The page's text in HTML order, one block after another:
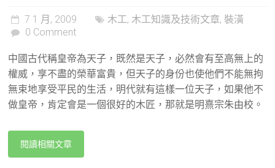
7 1 月, 2009 木工, 木工知識及技術文章, 裝潢
0 Comment
中國古代稱皇帝為天子，既然是天子，必然會有至高無上的
權威，享不盡的榮華富貴，但天子的身份也使他們不能無拘
無束地享受平民的生活，明代就有這樣一位天子，如果他不
做皇帝，肯定會是一個很好的木匠，那就是明熹宗朱由校。
閱讀相關文章